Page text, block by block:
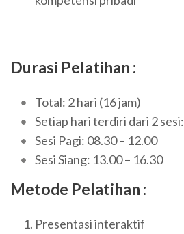
Durasi Pelatihan :
Total: 2 hari (16 jam)
Setiap hari terdiri dari 2 sesi:
Sesi Pagi: 08.30 – 12.00
Sesi Siang: 13.00 – 16.30
Metode Pelatihan :
Presentasi interaktif